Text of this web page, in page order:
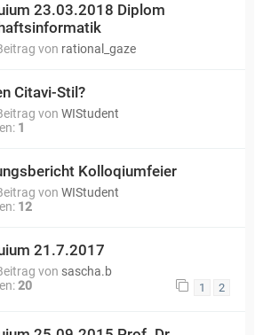
23.03.2018 Diplom
von rational_gaze
Citavi-Stil?
von WIStudent
1
Kolloqiumfeier
von WIStudent
12
21.7.2017
von sascha.b
20 1 2